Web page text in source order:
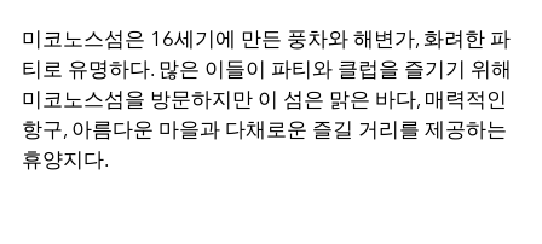
미코노스섬은 16세기에 만든 풍차와 해변가, 화려한 파
티로 유명하다. 많은 이들이 파티와 클럽을 즐기기 위해
미코노스섬을 방문하지만 이 섬은 맑은 바다, 매력적인
항구, 아름다운 마을과 다채로운 즐길 거리를 제공하는
휴양지다.